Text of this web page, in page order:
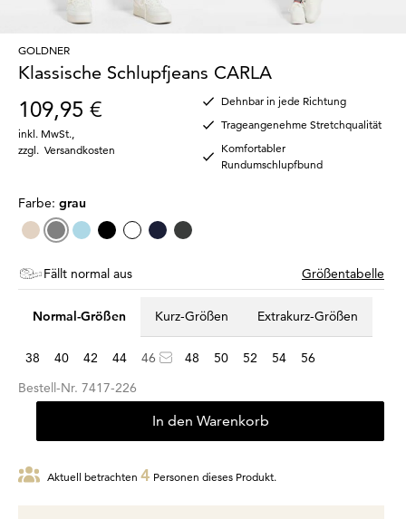
GOLDNER
Klassische Schlupfjeans CARLA
109,95 €
inkl. MwSt.
zzgl. Versandkosten
Dehnbar in jede Richtung
Trageangenehme Stretchqualität
Komfortabler
Rundumschlupfbund
Farbe: grau
Fällt normal aus Größentabelle
Normal-Größen Kurz-Größen Extrakurz-Größen
38 40 42 44 46 48 50 52 54
56
Bestell-Nr. 7417-226
In den Warenkorb
Aktuell betrachten 4 Personen dieses Produkt.